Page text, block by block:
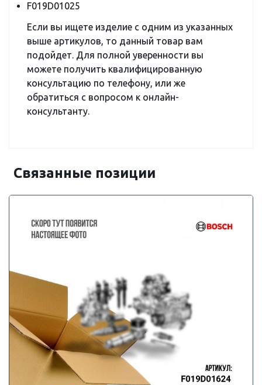
F019D01025
Если вы ищете изделие с одним из указанных
выше артикулов, то данный товар вам
подойдет. Для полной уверенности вы
можете получить квалифицированную
консультацию по телефону, или же
обратиться с вопросом к онлайн-
консультанту.
Связанные позиции